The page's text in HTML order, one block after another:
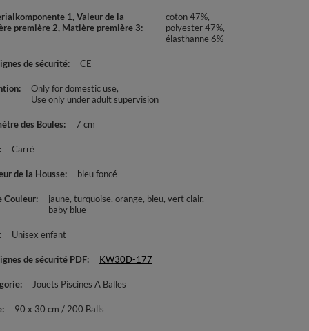
1, Valeur de la
première 2, Matière première 3
coton 47%,
polyester 47%,
élasthanne 6%
de sécurité CE
Only for domestic use
Use only under adult supervision
des Boules 7 cm
Carré
de la Housse bleu foncé
Couleur jaune turquoise orange bleu vert clair
baby blue
Unisex enfant
de sécurité PDF KW30D-177
Jouets Piscines A Balles
90 x 30 cm / 200 Balls